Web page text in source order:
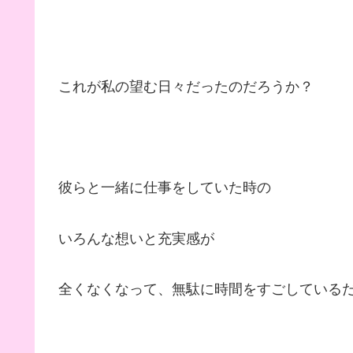
これが私の望む日々だったのだろうか？
彼らと一緒に仕事をしていた時の
いろんな想いと充実感が
全くなくなって、無駄に時間をすごしている